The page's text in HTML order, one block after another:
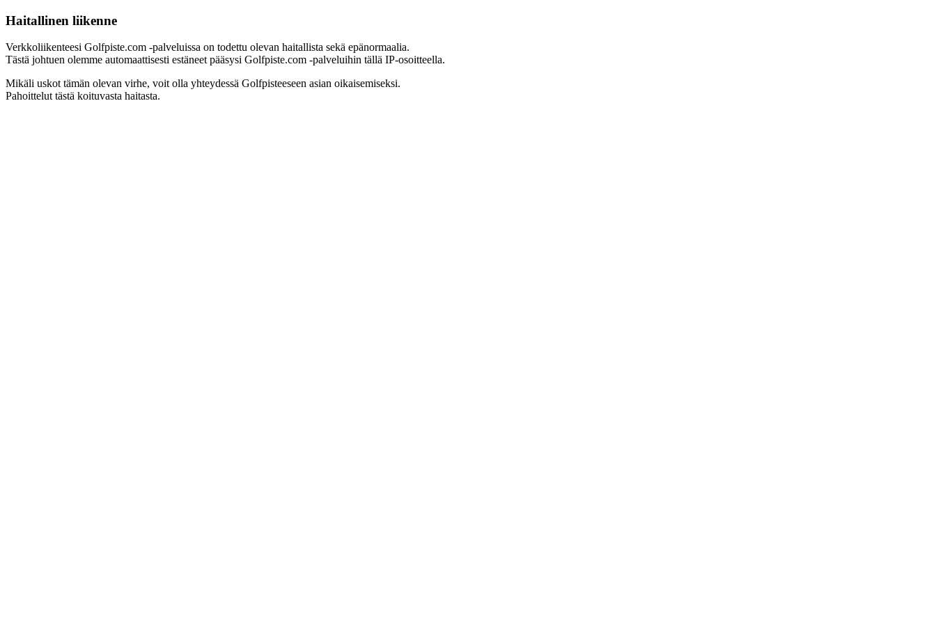
Haitallinen liikenne
Verkkoliikenteesi Golfpiste.com -palveluissa on todettu olevan haitallista sekä epänormaalia.
Tästä johtuen olemme automaattisesti estäneet pääsysi Golfpiste.com -palveluihin tällä IP-osoitteella.
Mikäli uskot tämän olevan virhe, voit olla yhteydessä Golfpisteeseen asian oikaisemiseksi.
Pahoittelut tästä koituvasta haitasta.